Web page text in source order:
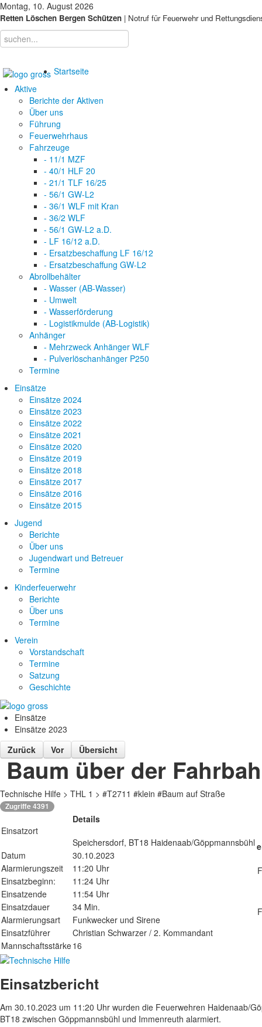
Montag, 10. August 2026
Retten Löschen Bergen Schützen | Notruf für Feuerwehr und
Startseite
Aktive
Berichte der Aktiven
Über uns
Führung
Feuerwehrhaus
Fahrzeuge
- 11/1 MZF
- 40/1 HLF 20
- 21/1 TLF 16/25
- 56/1 GW-L2
- 36/1 WLF mit Kran
- 36/2 WLF
- 56/1 GW-L2 a.D.
- LF 16/12 a.D.
- Ersatzbeschaffung LF 16/12
- Ersatzbeschaffung GW-L2
Abrollbehälter
- Wasser (AB-Wasser)
- Umwelt
- Wasserförderung
- Logistikmulde (AB-Logistik)
Anhänger
- Mehrzweck Anhänger WLF
- Pulverlöschanhänger P250
Termine
Einsätze
Einsätze 2024
Einsätze 2023
Einsätze 2022
Einsätze 2021
Einsätze 2020
Einsätze 2019
Einsätze 2018
Einsätze 2017
Einsätze 2016
Einsätze 2015
Jugend
Berichte
Über uns
Jugendwart und Betreuer
Termine
Kinderfeuerwehr
Berichte
Über uns
Termine
Verein
Vorstandschaft
Termine
Satzung
Geschichte
Einsätze
Einsätze 2023
Zurück
Vor Übersicht
Baum über der
Technische Hilfe > THL 1 > #T2711 #klein #Baum auf Straße
Zugriffe 4391
Einsatzort
Details
Speichersdorf, BT18 Haidenaab/Göppmannsbühl
Datum
30.10.2023
Alarmierungszeit
11:20 Uhr
Einsatzbeginn:
11:24 Uhr
Einsatzende
11:54 Uhr
Einsatzdauer
34 Min.
Alarmierungsart
Funkwecker und Sirene
Einsatzführer
Christian Schwarzer / 2. Kommandant
Mannschaftsstärke16
Einsatzbericht
Am 30.10.2023 um 11:20 Uhr wurden die Feuerwehren Haidenaab/
BT18 zwischen Göppmannsbühl und Immenreuth alarmiert.